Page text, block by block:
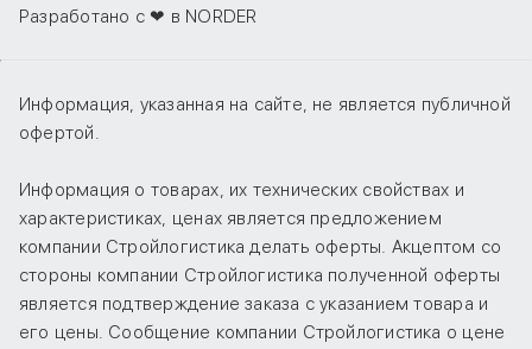
Разработано с ❤ в NORDER
Информация, указанная на сайте, не является публичной
офертой.
Информация о товарах, их технических свойствах и
характеристиках, ценах является предложением
компании Стройлогистика делать оферты. Акцептом со
стороны компании Стройлогистика полученной оферты
является подтверждение заказа с указанием товара и
его цены. Сообщение компании Стройлогистика о цене